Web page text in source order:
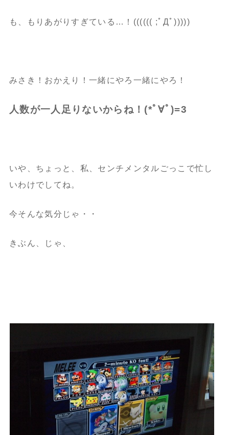
も、もりあがりすぎている…！(((((( ;ﾟДﾟ)))))
みさき！おかえり！一緒にやろ一緒にやろ！
人数が一人足りないからね！(*ﾟ∀ﾟ)=3
いや、ちょっと、私、センチメンタルごっこで忙し
いわけでしてね。
今そんな気分じゃ・・
きぶん、じゃ、